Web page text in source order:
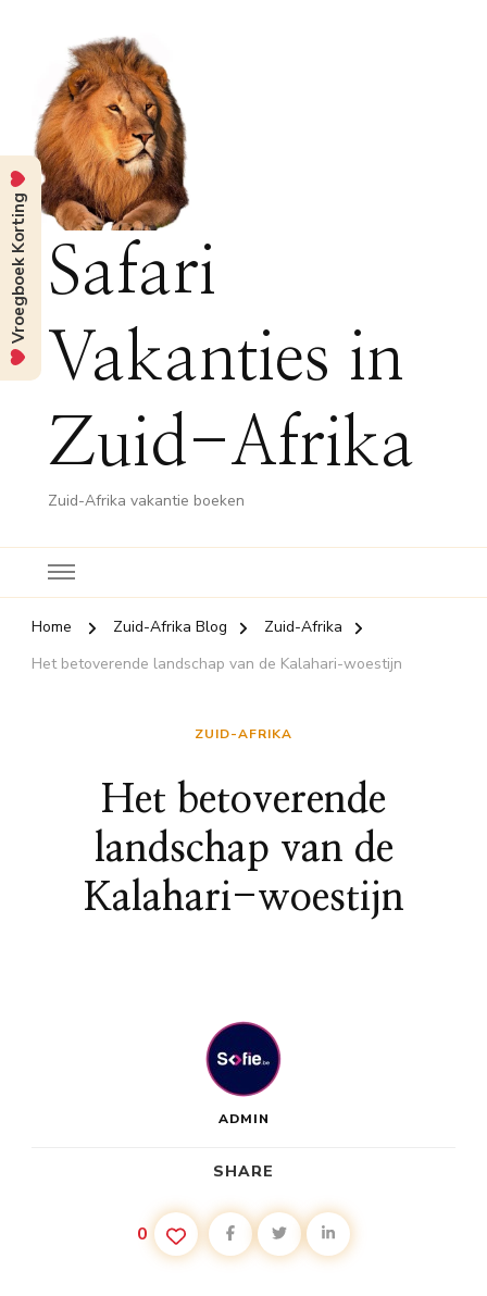
Safari
Vakanties in
Zuid-Afrika
Zuid-Afrika vakantie boeken
Home Zuid-Afrika Blog
Zuid-Afrika
Het betoverende landschap van de Kalahari-woestijn
ZUID-AFRIKA
Het betoverende
landschap van de
Kalahari-woestijn
ADMIN
SHARE
0
Vroegboek Korting